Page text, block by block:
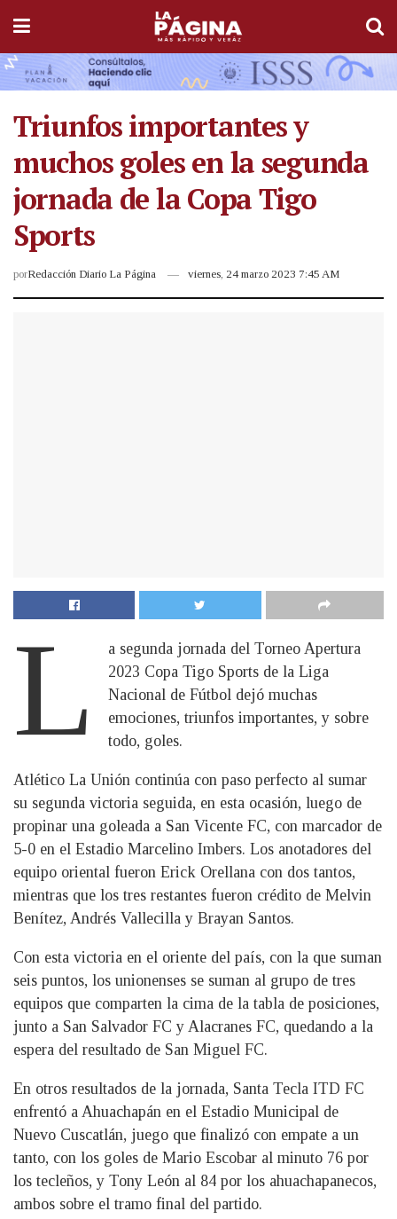
Triunfos importantes y
muchos goles en la segunda
jornada de la Copa Tigo
Sports
porRedacción Diario La Página viernes, 24 marzo 2023 7:45 AM
L
a segunda jornada del Torneo Apertura
2023 Copa Tigo Sports de la Liga
Nacional de Fútbol dejó muchas
emociones, triunfos importantes, y sobre
todo, goles.
Atlético La Unión continúa con paso perfecto al sumar
su segunda victoria seguida, en esta ocasión, luego de
propinar una goleada a San Vicente FC, con marcador de
5-0 en el Estadio Marcelino Imbers. Los anotadores del
equipo oriental fueron Erick Orellana con dos tantos,
mientras que los tres restantes fueron crédito de Melvin
Benítez, Andrés Vallecilla y Brayan Santos.
Con esta victoria en el oriente del país, con la que suman
seis puntos, los unionenses se suman al grupo de tres
equipos que comparten la cima de la tabla de posiciones,
junto a San Salvador FC y Alacranes FC, quedando a la
espera del resultado de San Miguel FC.
En otros resultados de la jornada, Santa Tecla ITD FC
enfrentó a Ahuachapán en el Estadio Municipal de
Nuevo Cuscatlán, juego que finalizó con empate a un
tanto, con los goles de Mario Escobar al minuto 76 por
los tecleños, y Tony León al 84 por los ahuachapanecos,
ambos sobre el tramo final del partido.